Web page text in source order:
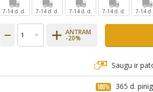
7-14 d. d. 7-14 d. d. 7-14 d. d. 7-14 d. d. 7-14
ANTRAM
-20%
Saugu ir
365 d.